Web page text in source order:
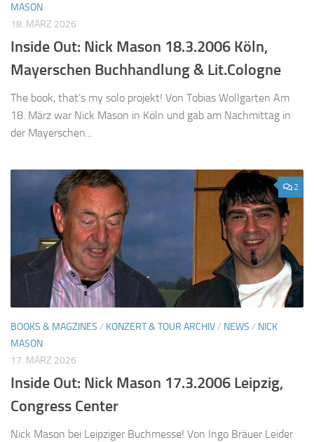
MASON
18. MÄRZ 2026
Inside Out: Nick Mason 18.3.2006 Köln,
Mayerschen Buchhandlung & Lit.Cologne
The book, that’s my solo projekt! Von Tobias Wollgarten Am
18. März war Nick Mason in Köln und gab am Nachmittag in
der Mayerschen...
2
BOOKS & MAGZINES / KONZERT & TOUR ARCHIV/ NEWS / NICK
MASON
17. MÄRZ 2026
Inside Out: Nick Mason 17.3.2006 Leipzig,
Congress Center
Nick Mason bei Leipziger Buchmesse! Von Ingo Bräuer Leider